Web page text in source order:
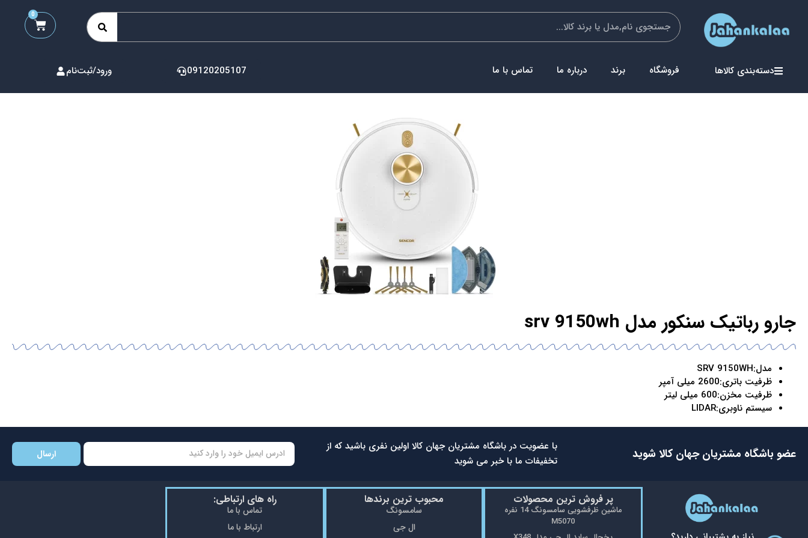
0
دسته‌بندی کالاها فروشگاه برند درباره ما تماس با ما 09120205107 ورود/ثبت‌نام
جارو رباتیک سنکور مدل srv 9150wh
مدل:SRV 9150WH
ظرفیت باتری:2600 میلی آمپر
ظرفیت مخزن:600 میلی لیتر
سیستم ناوبری:LIDAR
عضو باشگاه مشتریان جهان کالا شوید
با عضویت در باشگاه مشتریان جهان کالا اولین نفری باشید که از
تخفیفات ما با خبر می شوید
ارسال
پر فروش ترین محصولات
ماشین ظرفشویی سامسونگ 14 نفره
M5070
محبوب ترین برندها
سامسونگ
ال جی
راه های ارتباطی:
تماس با ما
ارتباط با ما